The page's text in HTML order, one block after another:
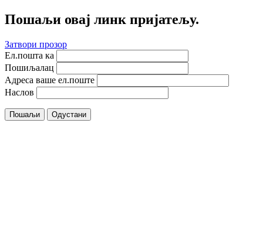
Пошаљи овај линк пријатељу.
Затвори прозор
Ел.пошта ка
Пошиљалац
Адреса ваше ел.поште
Наслов
Пошаљи Одустани